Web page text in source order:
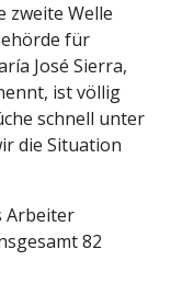
zweite Welle
für
José Sierra,
ist völlig
schnell unter
die Situation
Arbeiter
82